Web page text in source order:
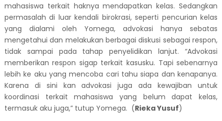
mahasiswa terkait haknya mendapatkan kelas. Sedangkan
permasalah di luar kendali birokrasi, seperti pencurian kelas
yang dialami oleh Yomega, advokasi hanya sebatas
mengetahui dan melakukan berbagai diskusi sebagai respon,
tidak sampai pada tahap penyelidikan lanjut. “Advokasi
memberikan respon sigap terkait kasusku. Tapi sebenarnya
lebih ke aku yang mencoba cari tahu siapa dan kenapanya.
Karena di sini kan advokasi juga ada kewajiban untuk
koordinasi terkait mahasiswa yang belum dapat kelas,
termasuk aku juga,” tutup Yomega. (Rieka Yusuf)